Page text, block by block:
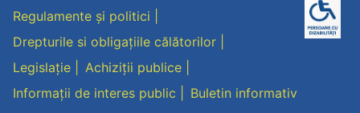
Regulamente și politici
Drepturile si obligațiile călătorilor
Legislație
Achiziții publice
Informații de interes public
Buletin informativ